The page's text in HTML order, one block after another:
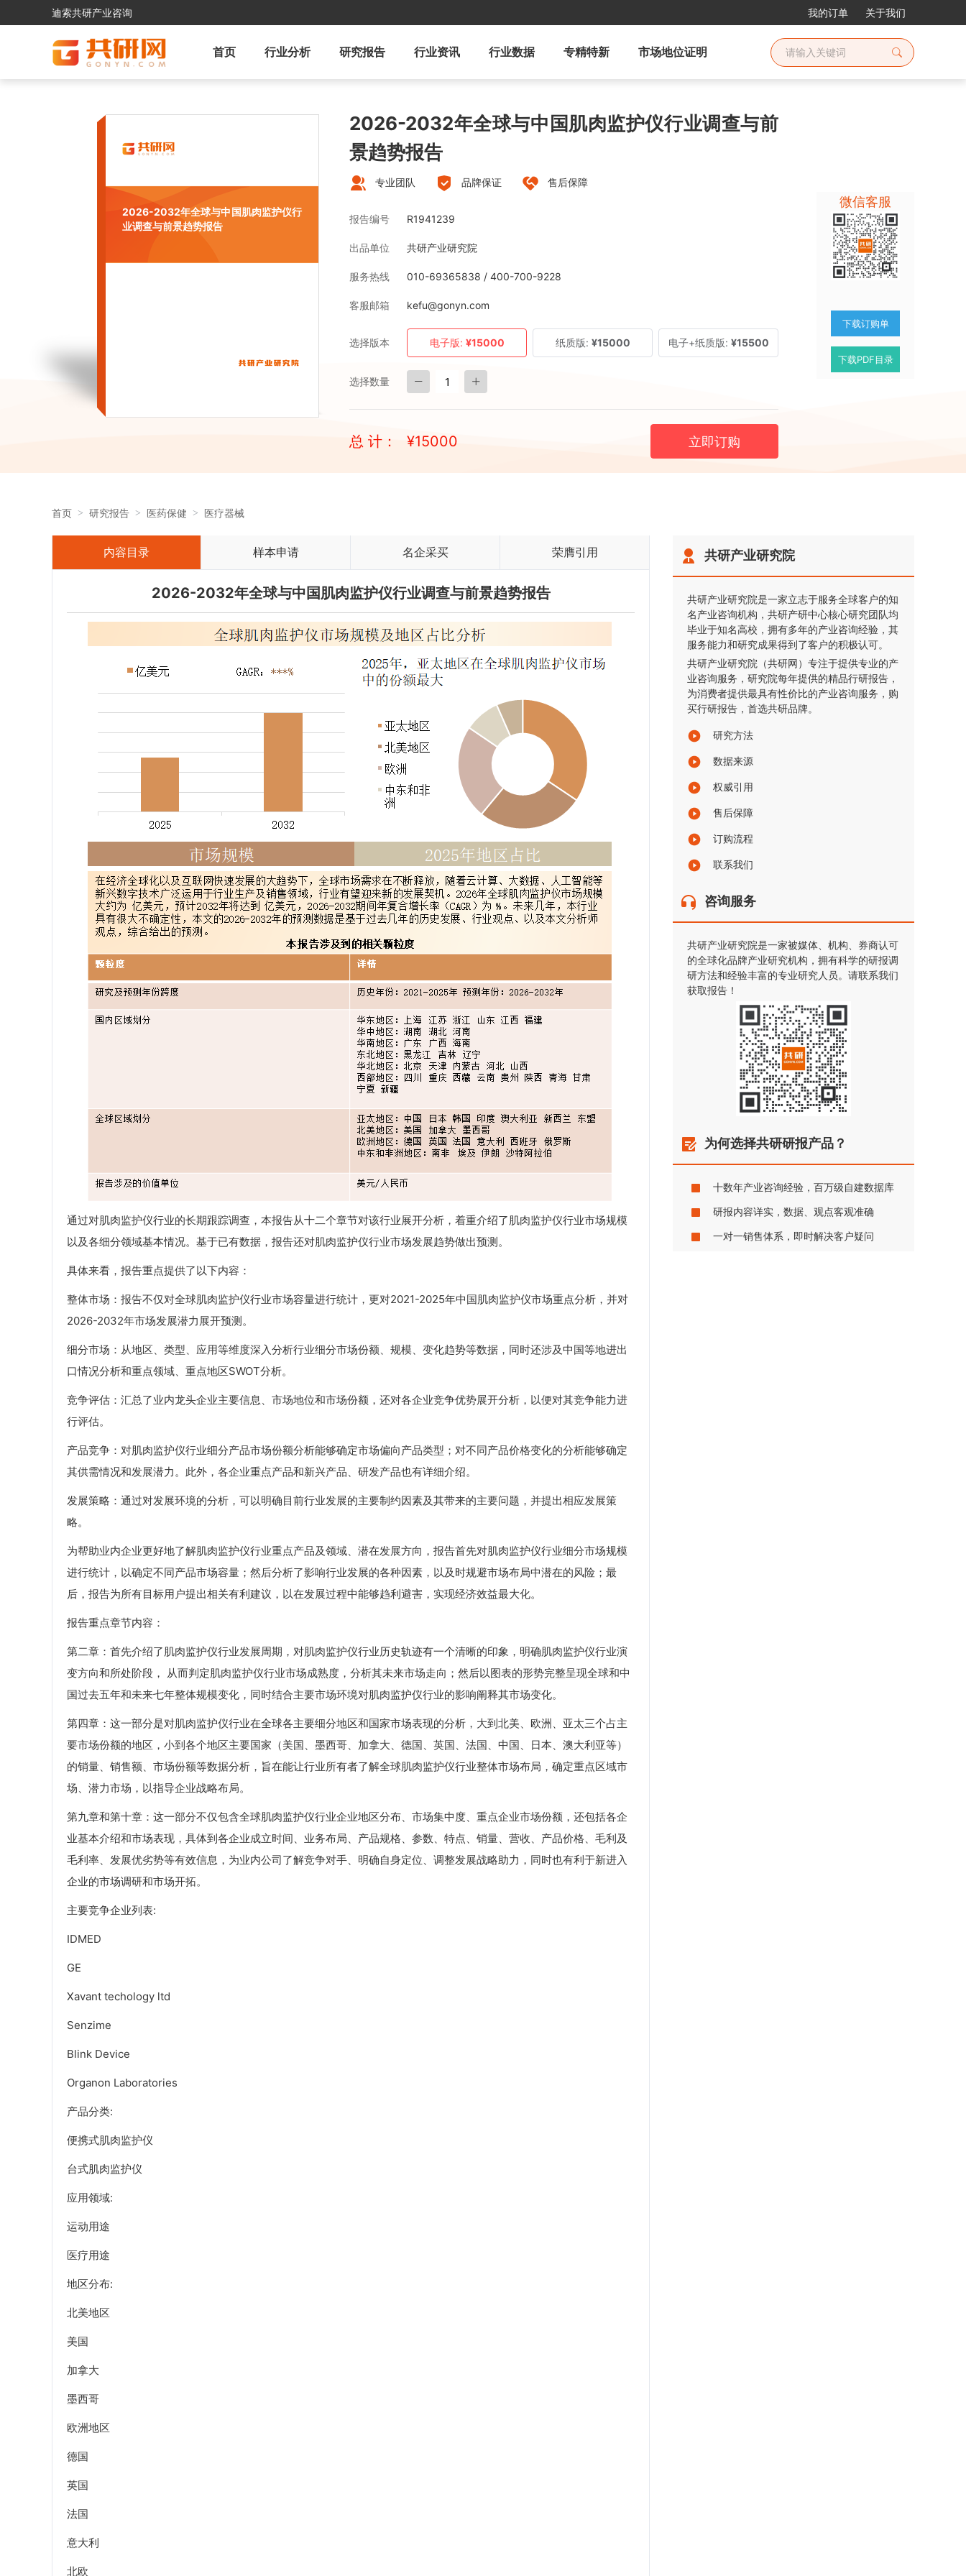
迪索共研产业咨询 我的订单 关于我们
首页 行业分析 研究报告 行业资讯 行业数据 专精特新 市场地位证明
2026-2032年全球与中国肌肉监护仪行
业调查与前景趋势报告
2026-2032年全球与中国肌肉监护仪行业调查与前
景趋势报告
专业团队 品牌保证 售后保障
报告编号 R1941239
出品单位 共研产业研究院
服务热线 010-69365838 / 400-700-9228
客服邮箱 kefu@gonyn.com
选择版本 电子版: ¥15000 纸质版: ¥15000 电子+纸质版: ¥15500
选择数量
总 计： ¥15000 立即订购
微信客服
下载订购单
下载PDF目录
首页 研究报告 医药保健 医疗器械
内容目录 样本申请 名企采买 荣膺引用
2026-2032年全球与中国肌肉监护仪行业调查与前景趋势报告
通过对肌肉监护仪行业的长期跟踪调查，本报告从十二个章节对该行业展开分析，着重介绍了肌肉监护仪行业市场规模
以及各细分领域基本情况。基于已有数据，报告还对肌肉监护仪行业市场发展趋势做出预测。
具体来看，报告重点提供了以下内容：
整体市场：报告不仅对全球肌肉监护仪行业市场容量进行统计，更对2021-2025年中国肌肉监护仪市场重点分析，并对
2026-2032年市场发展潜力展开预测。
细分市场：从地区、类型、应用等维度深入分析行业细分市场份额、规模、变化趋势等数据，同时还涉及中国等地进出
口情况分析和重点领域、重点地区SWOT分析。
竞争评估：汇总了业内龙头企业主要信息、市场地位和市场份额，还对各企业竞争优势展开分析，以便对其竞争能力进
行评估。
产品竞争：对肌肉监护仪行业细分产品市场份额分析能够确定市场偏向产品类型；对不同产品价格变化的分析能够确定
其供需情况和发展潜力。此外，各企业重点产品和新兴产品、研发产品也有详细介绍。
发展策略：通过对发展环境的分析，可以明确目前行业发展的主要制约因素及其带来的主要问题，并提出相应发展策
略。
为帮助业内企业更好地了解肌肉监护仪行业重点产品及领域、潜在发展方向，报告首先对肌肉监护仪行业细分市场规模
进行统计，以确定不同产品市场容量；然后分析了影响行业发展的各种因素，以及时规避市场布局中潜在的风险；最
后，报告为所有目标用户提出相关有利建议，以在发展过程中能够趋利避害，实现经济效益最大化。
报告重点章节内容：
第二章：首先介绍了肌肉监护仪行业发展周期，对肌肉监护仪行业历史轨迹有一个清晰的印象，明确肌肉监护仪行业演
变方向和所处阶段， 从而判定肌肉监护仪行业市场成熟度，分析其未来市场走向；然后以图表的形势完整呈现全球和中
国过去五年和未来七年整体规模变化，同时结合主要市场环境对肌肉监护仪行业的影响阐释其市场变化。
第四章：这一部分是对肌肉监护仪行业在全球各主要细分地区和国家市场表现的分析，大到北美、欧洲、亚太三个占主
要市场份额的地区，小到各个地区主要国家（美国、墨西哥、加拿大、德国、英国、法国、中国、日本、澳大利亚等）
的销量、销售额、市场份额等数据分析，旨在能让行业所有者了解全球肌肉监护仪行业整体市场布局，确定重点区域市
场、潜力市场，以指导企业战略布局。
第九章和第十章：这一部分不仅包含全球肌肉监护仪行业企业地区分布、市场集中度、重点企业市场份额，还包括各企
业基本介绍和市场表现，具体到各企业成立时间、业务布局、产品规格、参数、特点、销量、营收、产品价格、毛利及
毛利率、发展优劣势等有效信息，为业内公司了解竞争对手、明确自身定位、调整发展战略助力，同时也有利于新进入
企业的市场调研和市场开拓。
主要竞争企业列表:
IDMED
GE
Xavant techology ltd
Senzime
Blink Device
Organon Laboratories
产品分类:
便携式肌肉监护仪
台式肌肉监护仪
应用领域:
运动用途
医疗用途
地区分布:
北美地区
美国
加拿大
墨西哥
欧洲地区
德国
英国
法国
意大利
北欧
共研产业研究院
共研产业研究院是一家立志于服务全球客户的知
名产业咨询机构，共研产研中心核心研究团队均
毕业于知名高校，拥有多年的产业咨询经验，其
服务能力和研究成果得到了客户的积极认可。
共研产业研究院（共研网）专注于提供专业的产
业咨询服务，研究院每年提供的精品行研报告，
为消费者提供最具有性价比的产业咨询服务，购
买行研报告，首选共研品牌。
研究方法
数据来源
权威引用
售后保障
订购流程
联系我们
咨询服务
共研产业研究院是一家被媒体、机构、券商认可
的全球化品牌产业研究机构，拥有科学的研报调
研方法和经验丰富的专业研究人员。请联系我们
获取报告！
为何选择共研研报产品？
十数年产业咨询经验，百万级自建数据库
研报内容详实，数据、观点客观准确
一对一销售体系，即时解决客户疑问